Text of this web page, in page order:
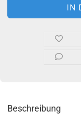
Beschreibung